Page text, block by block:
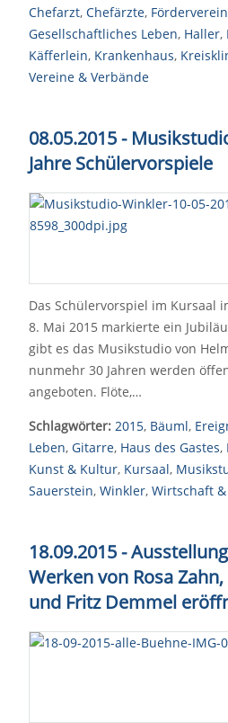
Chefarzt, Chefärzte, Förderverein
Gesellschaftliches Leben, Haller,
Käfferlein, Krankenhaus,
Vereine & Verbände
08.05.2015 -
Jahre Schülervorspiele
Das Schülervorspiel im Kursaal
8. Mai 2015 markierte ein
gibt es das Musikstudio von
nunmehr 30 Jahren werden
angeboten. Flöte,…
Schlagwörter: 2015, Bäuml,
Leben, Gitarre, Haus des Gastes,
Kunst & Kultur, Kursaal,
Sauerstein, Winkler, Wirtschaft
18.09.2015 -
Werken von Rosa
und Fritz Demmel